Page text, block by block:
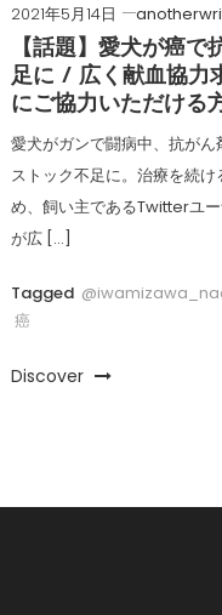
2021年5月14日
【話題】愛犬が癌
足に / 広く献血協力
にご協力いただける
愛犬がガンで闘病中、抗が
ストック不足に。治療を続
め、飼い主であるTwitterユ
が広 […]
Tagged
癌
Discover